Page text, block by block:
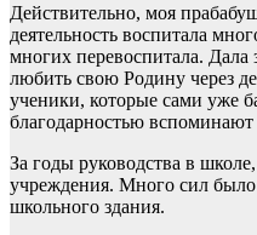
Действительно, моя
деятельность воспитала
многих перевоспитала. Дала
любить свою Родину через
ученики, которые сами уже
благодарностью
За годы руководства в
учреждения. Много сил было
школьного здания.